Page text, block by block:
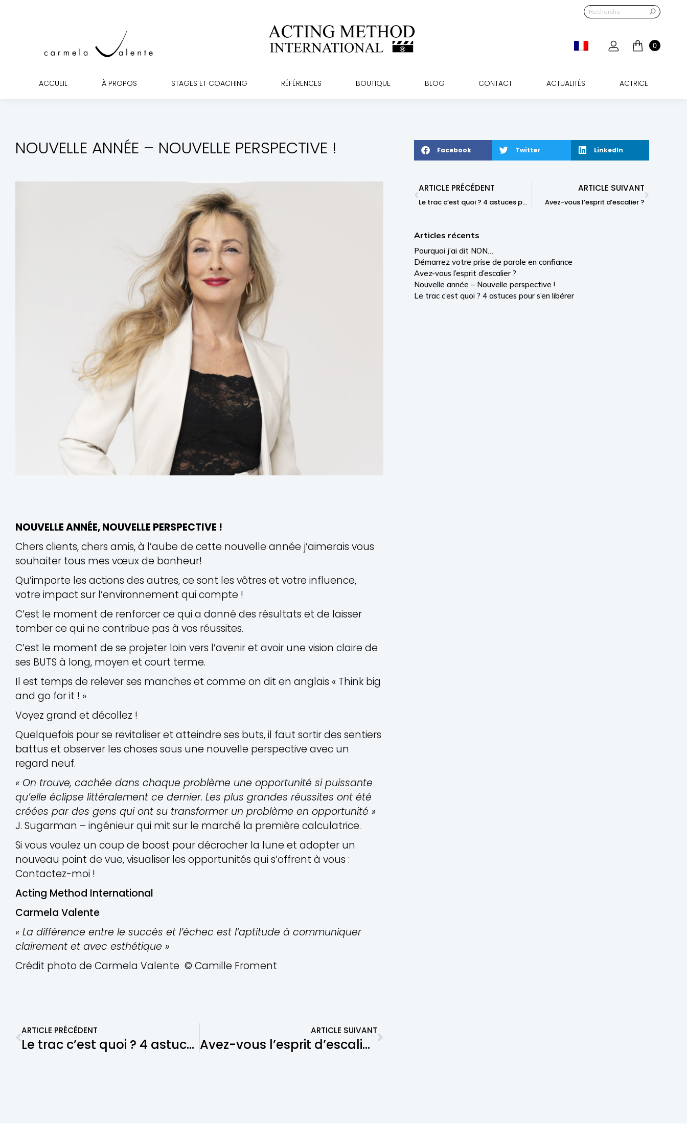
0
ACCUEIL À PROPOS STAGES ET COACHING RÉFÉRENCES BOUTIQUE BLOG CONTACT ACTUALITÉS ACTRICE
NOUVELLE ANNÉE – NOUVELLE PERSPECTIVE !
NOUVELLE ANNÉE, NOUVELLE PERSPECTIVE !
Chers clients, chers amis, à l’aube de cette nouvelle année j’aimerais vous
souhaiter tous mes vœux de bonheur!
Qu’importe les actions des autres, ce sont les vôtres et votre influence,
votre impact sur l’environnement qui compte !
C’est le moment de renforcer ce qui a donné des résultats et de laisser
tomber ce qui ne contribue pas à vos réussites.
C’est le moment de se projeter loin vers l’avenir et avoir une vision claire de
ses BUTS à long, moyen et court terme.
Il est temps de relever ses manches et comme on dit en anglais « Think big
and go for it ! »
Voyez grand et décollez !
Quelquefois pour se revitaliser et atteindre ses buts, il faut sortir des sentiers
battus et observer les choses sous une nouvelle perspective avec un
regard neuf.
« On trouve, cachée dans chaque problème une opportunité si puissante
qu’elle éclipse littéralement ce dernier. Les plus grandes réussites ont été
créées par des gens qui ont su transformer un problème en opportunité »
J. Sugarman – ingénieur qui mit sur le marché la première calculatrice.
Si vous voulez un coup de boost pour décrocher la lune et adopter un
nouveau point de vue, visualiser les opportunités qui s’offrent à vous :
Contactez-moi !
Acting Method International
Carmela Valente
« La différence entre le succès et l’échec est l’aptitude à communiquer
clairement et avec esthétique »
Crédit photo de Carmela Valente © Camille Froment
ARTICLE PRÉCÉDENT
Le trac c’est quoi ? 4 astuces pour s’en libérer
ARTICLE SUIVANT
Avez-vous l’esprit d’escalier ?
Facebook Twitter LinkedIn
ARTICLE PRÉCÉDENT
Le trac c’est quoi ? 4 astuces pour s’en libérer
ARTICLE SUIVANT
Avez-vous l’esprit d’escalier ?
Articles récents
Pourquoi j’ai dit NON…
Démarrez votre prise de parole en confiance
Avez-vous l’esprit d’escalier ?
Nouvelle année – Nouvelle perspective !
Le trac c’est quoi ? 4 astuces pour s’en libérer
STAGES ET COACHING RÉFÉRENCES